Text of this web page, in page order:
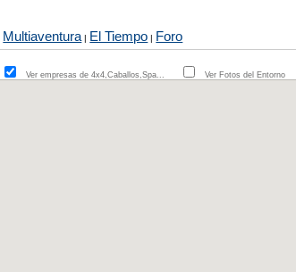
Multiaventura | El Tiempo | Foro
Ver empresas de 4x4,Caballos,Spa... Ver Fotos del Entorno